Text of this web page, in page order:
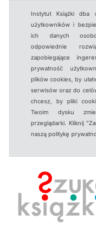
Instytut Książki dba
użytkowników i
ich danych
odpowiednie
zapobiegające
prywatność
plików cookies, by
serwisów oraz do
chcesz, by pliki
Twoim dysku
przeglądarki. Kliknij
naszą politykę